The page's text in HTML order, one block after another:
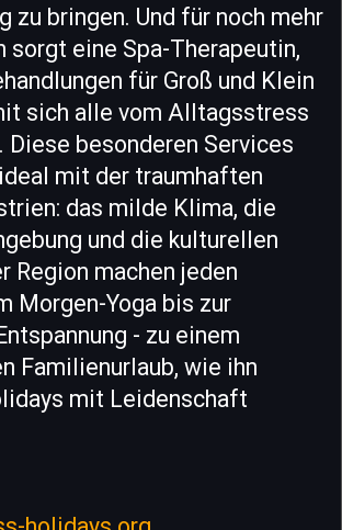
zu bringen. Und für noch mehr
sorgt eine Spa-Therapeutin,
für Groß und Klein
sich alle vom Alltagsstress
Diese besonderen Services
mit der traumhaften
das milde Klima, die
und die kulturellen
Region machen jeden
Morgen-Yoga bis zur
- zu einem
Familienurlaub, wie ihn
mit Leidenschaft